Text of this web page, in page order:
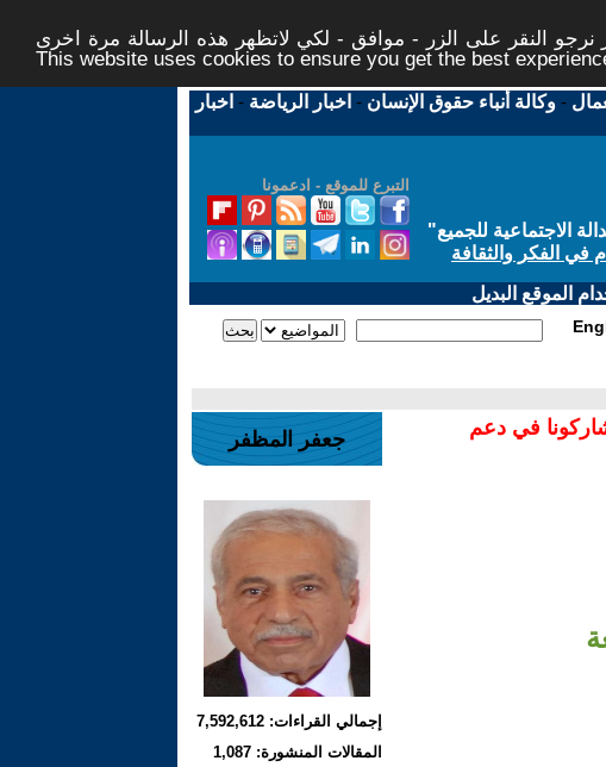
النقر على الزر - موافق - لكي لاتظهر هذه الرسالة مرة اخرى -
This website uses cookies to ensure you get the best
-وكالة أنباء حقوق الإنسان - اخبار الرياضة - اخبار
التبرع للموقع - ادعمونا
الاجتماعية للجميع"
في الفكر والثقافة
الموقع البديل
في دعم
جعفر المظفر
إجمالي القراءات: 7,592,612
المقالات المنشورة: 1,087